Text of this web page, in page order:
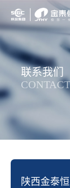
联系我们
陕西金泰